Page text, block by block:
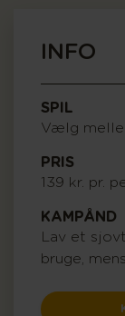
INFO
SPIL
Vælg
PRIS
139 kr. pr.
KAMPÅND
Lav et
bruge,